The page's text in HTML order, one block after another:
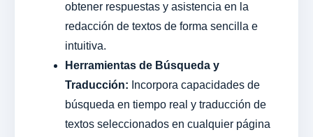
obtener respuestas y asistencia en la
redacción de textos de forma sencilla e
intuitiva.
Herramientas de Búsqueda y
Traducción: Incorpora capacidades de
búsqueda en tiempo real y traducción de
textos seleccionados en cualquier página